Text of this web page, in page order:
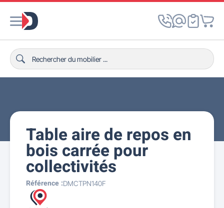
Table aire de repos en
bois carrée pour
collectivités
Référence :DMCTPN140F